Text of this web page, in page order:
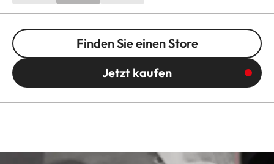
Finden Sie einen Store
Jetzt kaufen